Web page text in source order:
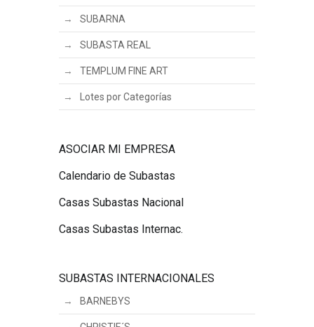
SUBARNA
SUBASTA REAL
TEMPLUM FINE ART
Lotes por Categorías
ASOCIAR MI EMPRESA
Calendario de Subastas
Casas Subastas Nacional
Casas Subastas Internac.
SUBASTAS INTERNACIONALES
BARNEBYS